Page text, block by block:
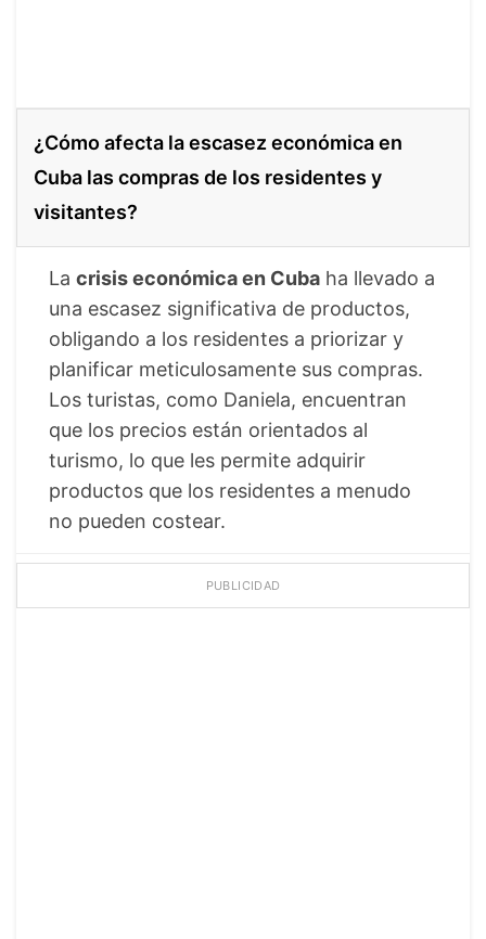
¿Cómo afecta la escasez económica en
Cuba las compras de los residentes y
visitantes?
La crisis económica en Cuba ha llevado a
una escasez significativa de productos,
obligando a los residentes a priorizar y
planificar meticulosamente sus compras.
Los turistas, como Daniela, encuentran
que los precios están orientados al
turismo, lo que les permite adquirir
productos que los residentes a menudo
no pueden costear.
PUBLICIDAD